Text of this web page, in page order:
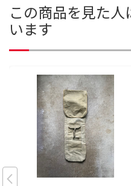
この商品を見た
います